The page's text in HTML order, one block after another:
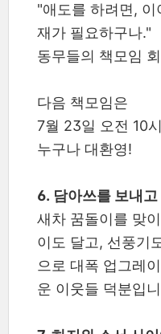
"애도를 하려면,
재가 필요하구나."
동무들의 책모임
다음 책모임은
7월 23일 오전 10
누구나 대환영!
6. 담아쓰를 보내고
새차 꿈돌이를 맞
이도 달고, 선풍기
으로 대폭 업그레
운 이웃들 덕분입